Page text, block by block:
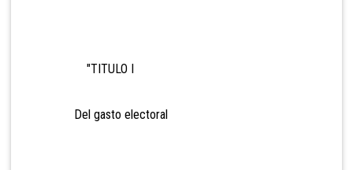
"TITULO I
Del gasto electoral